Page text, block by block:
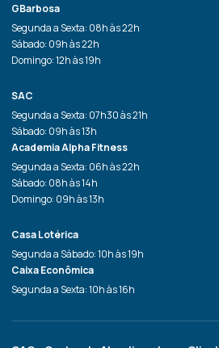
GBarbosa
Segunda a Sexta: 08h às 22h
Sábado: 09h às 22h
Domingo: 12h às 19h
SAC
Segunda a Sexta: 07h30 às 21h
Sábado: 09h às 13h
Academia Alpha Fitness
Segunda a Sexta: 06h às 22h
Sábado: 08h às 14h
Domingo: 09h às 13h
Casa Lotérica
Segunda a Sábado: 10h às 19h
Caixa Econômica
Segunda a Sexta: 10h às 16h